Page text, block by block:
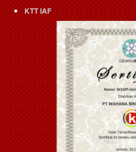
KTT IAF